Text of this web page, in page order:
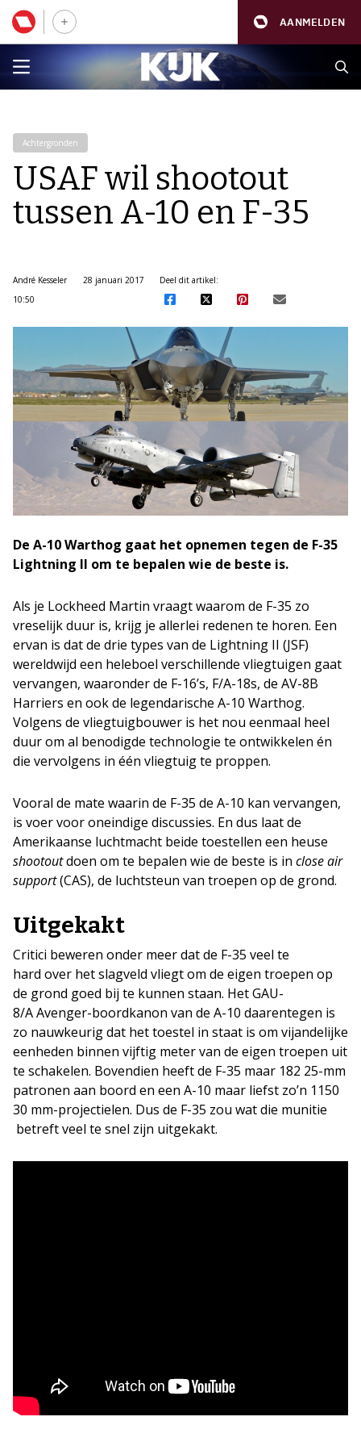
AANMELDEN
Achtergronden
USAF wil shootout
tussen A-10 en F-35
André Kesseler
28 januari 2017
10:50
Deel dit artikel:
De A-10 Warthog gaat het opnemen tegen de F-35
Lightning II om te bepalen wie de beste is.
Als je Lockheed Martin vraagt waarom de F-35 zo
vreselijk duur is, krijg je allerlei redenen te horen. Een
ervan is dat de drie types van de Lightning II (JSF)
wereldwijd een heleboel verschillende vliegtuigen gaat
vervangen, waaronder de F-16’s, F/A-18s, de AV-8B
Harriers en ook de legendarische A-10 Warthog.
Volgens de vliegtuigbouwer is het nou eenmaal heel
duur om al benodigde technologie te ontwikkelen én
die vervolgens in één vliegtuig te proppen.
Vooral de mate waarin de F-35 de A-10 kan vervangen,
is voer voor oneindige discussies. En dus laat de
Amerikaanse luchtmacht beide toestellen een heuse
shootoutdoen om te bepalen wie de beste is in close air
support(CAS), de luchtsteun van troepen op de grond.
Uitgekakt
Critici beweren onder meer dat de F-35 veel te
hard over het slagveld vliegt om de eigen troepen op
de grond goed bij te kunnen staan. Het GAU-
8/A Avenger-boordkanon van de A-10 daarentegen is
zo nauwkeurig dat het toestel in staat is om vijandelijke
eenheden binnen vijftig meter van de eigen troepen uit
te schakelen. Bovendien heeft de F-35 maar 182 25-mm
patronen aan boord en een A-10 maar liefst zo’n 1150
30 mm-projectielen. Dus de F-35 zou wat die munitie
betreft veel te snel zijn uitgekakt.